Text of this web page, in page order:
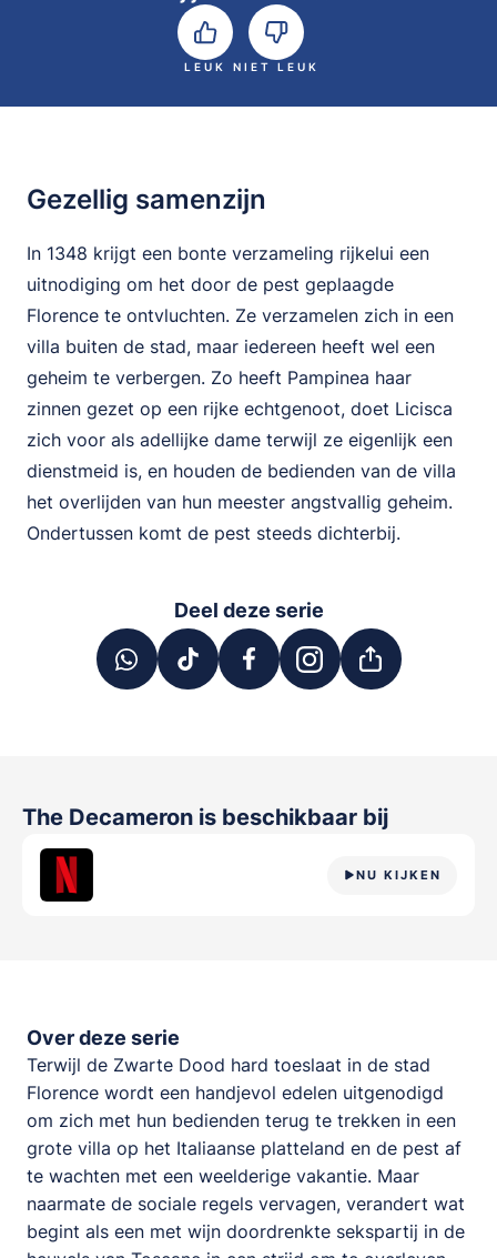
LEUK NIET LEUK
Gezellig samenzijn
In 1348 krijgt een bonte verzameling rijkelui een
uitnodiging om het door de pest geplaagde
Florence te ontvluchten. Ze verzamelen zich in een
villa buiten de stad, maar iedereen heeft wel een
geheim te verbergen. Zo heeft Pampinea haar
zinnen gezet op een rijke echtgenoot, doet Licisca
zich voor als adellijke dame terwijl ze eigenlijk een
dienstmeid is, en houden de bedienden van de villa
het overlijden van hun meester angstvallig geheim.
Ondertussen komt de pest steeds dichterbij.
Deel deze serie
The Decameron is beschikbaar bij
NU KIJKEN
Over deze serie
Terwijl de Zwarte Dood hard toeslaat in de stad
Florence wordt een handjevol edelen uitgenodigd
om zich met hun bedienden terug te trekken in een
grote villa op het Italiaanse platteland en de pest af
te wachten met een weelderige vakantie. Maar
naarmate de sociale regels vervagen, verandert wat
begint als een met wijn doordrenkte sekspartij in de